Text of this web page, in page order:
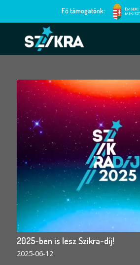
Fő támogatónk:
2025-ben is lesz Szikra-díj!
2025-06-12